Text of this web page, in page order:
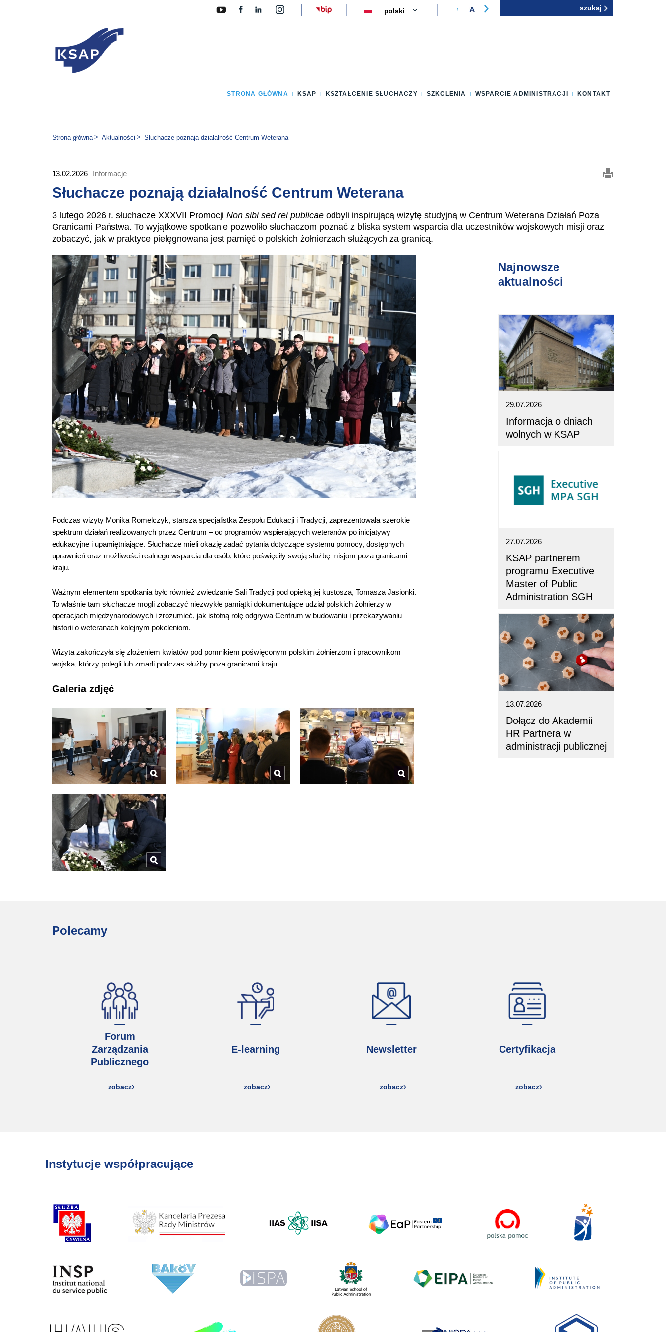
Zmień wersję językową strony
STRONA GŁÓWNA KSAP KSZTAŁCENIE SŁUCHACZY SZKOLENIA WSPARCIE ADMINISTRACJI KONTAKT
Jesteś tutaj:
Strona główna Aktualności Słuchacze poznają działalność Centrum Weterana
13.02.2026 Informacje
Słuchacze poznają działalność Centrum Weterana
3 lutego 2026 r. słuchacze XXXVII Promocji Non sibi sed rei publicaeodbyli inspirującą wizytę studyjną w Centrum Weterana Działań Poza
Granicami Państwa. To wyjątkowe spotkanie pozwoliło słuchaczom poznać z bliska system wsparcia dla uczestników wojskowych misji oraz
zobaczyć, jak w praktyce pielęgnowana jest pamięć o polskich żołnierzach służących za granicą.
Podczas wizyty Monika Romelczyk, starsza specjalistka Zespołu Edukacji i Tradycji, zaprezentowała szerokie
spektrum działań realizowanych przez Centrum – od programów wspierających weteranów po inicjatywy
edukacyjne i upamiętniające. Słuchacze mieli okazję zadać pytania dotyczące systemu pomocy, dostępnych
uprawnień oraz możliwości realnego wsparcia dla osób, które poświęciły swoją służbę misjom poza granicami
kraju.
Ważnym elementem spotkania było również zwiedzanie Sali Tradycji pod opieką jej kustosza, Tomasza Jasionki.
To właśnie tam słuchacze mogli zobaczyć niezwykłe pamiątki dokumentujące udział polskich żołnierzy w
operacjach międzynarodowych i zrozumieć, jak istotną rolę odgrywa Centrum w budowaniu i przekazywaniu
historii o weteranach kolejnym pokoleniom.
Wizyta zakończyła się złożeniem kwiatów pod pomnikiem poświęconym polskim żołnierzom i pracownikom
wojska, którzy polegli lub zmarli podczas służby poza granicami kraju.
Galeria zdjęć
Najnowsze
aktualności
29.07.2026
Informacja o dniach
wolnych w KSAP
27.07.2026
KSAP partnerem
programu Executive
Master of Public
Administration SGH
13.07.2026
Dołącz do Akademii
HR Partnera w
administracji publicznej
Polecamy
Forum
Zarządzania
Publicznego
zobacz
E-learning
zobacz
Newsletter
zobacz
Certyfikacja
zobacz
Instytucje współpracujące